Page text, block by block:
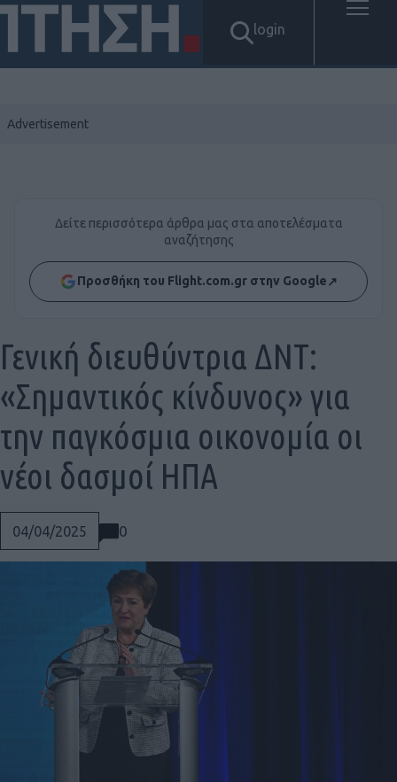
login
Δείτε περισσότερα άρθρα μας στα αποτελέσματα
αναζήτησης
Προσθήκη του Flight.com.gr στην Google↗
04/04/2025 0
Γενική διευθύντρια ΔΝΤ:
«Σημαντικός κίνδυνος» για
την παγκόσμια οικονομία οι
νέοι δασμοί ΗΠΑ